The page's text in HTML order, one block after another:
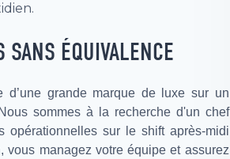
ÉQUIVALENCE
d’une grande marque de luxe sur un
sommes à la recherche d'un chef
opérationnelles sur le shift après-midi
vous managez votre équipe et assurez